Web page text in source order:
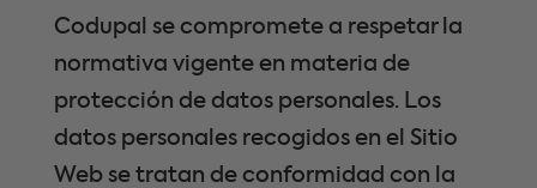
Codupal se compromete a respetar la
normativa vigente en materia de
protección de datos personales. Los
datos personales recogidos en el Sitio
Web se tratan de conformidad con la